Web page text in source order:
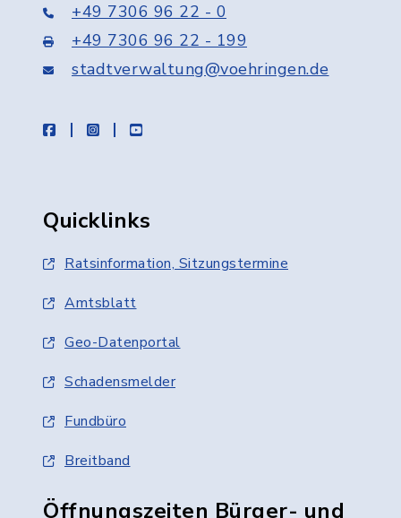
+49 7306 96 22 - 0
+49 7306 96 22 - 199
stadtverwaltung@voehringen.de
facebookinstagramyoutube
Quicklinks
Ratsinformation, Sitzungstermine
Amtsblatt
Geo-Datenportal
Schadensmelder
Fundbüro
Breitband
Öffnungszeiten Bürger- und